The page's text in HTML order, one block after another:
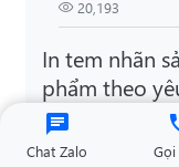
20,193
In tem nhãn
phẩm theo
In tem dán sản phẩm theo yêu cầu giá tốt, chất
cao giúp tăng độ
Chat Zalo